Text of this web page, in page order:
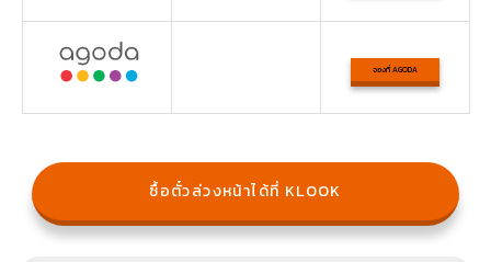
จองที่ AGODA
ซื้อตั๋วล่วงหน้าได้ที่ KLOOK